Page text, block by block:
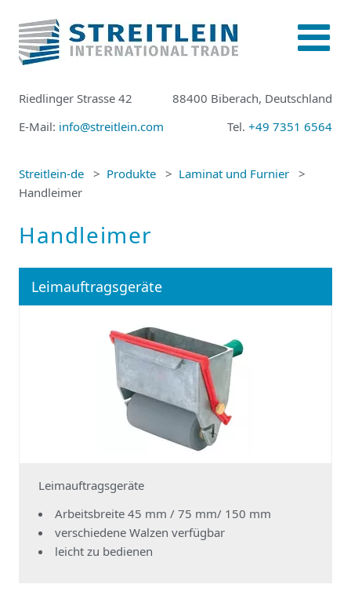
Riedlinger Strasse 42
88400 Biberach, Deutschland
E-Mail: info@streitlein.com Tel. +49 7351 6564
Streitlein-de Produkte
Laminat und Furnier
Handleimer
Handleimer
Leimauftragsgeräte
Leimauftragsgeräte
Arbeitsbreite 45 mm / 75 mm/ 150 mm
verschiedene Walzen verfügbar
leicht zu bedienen